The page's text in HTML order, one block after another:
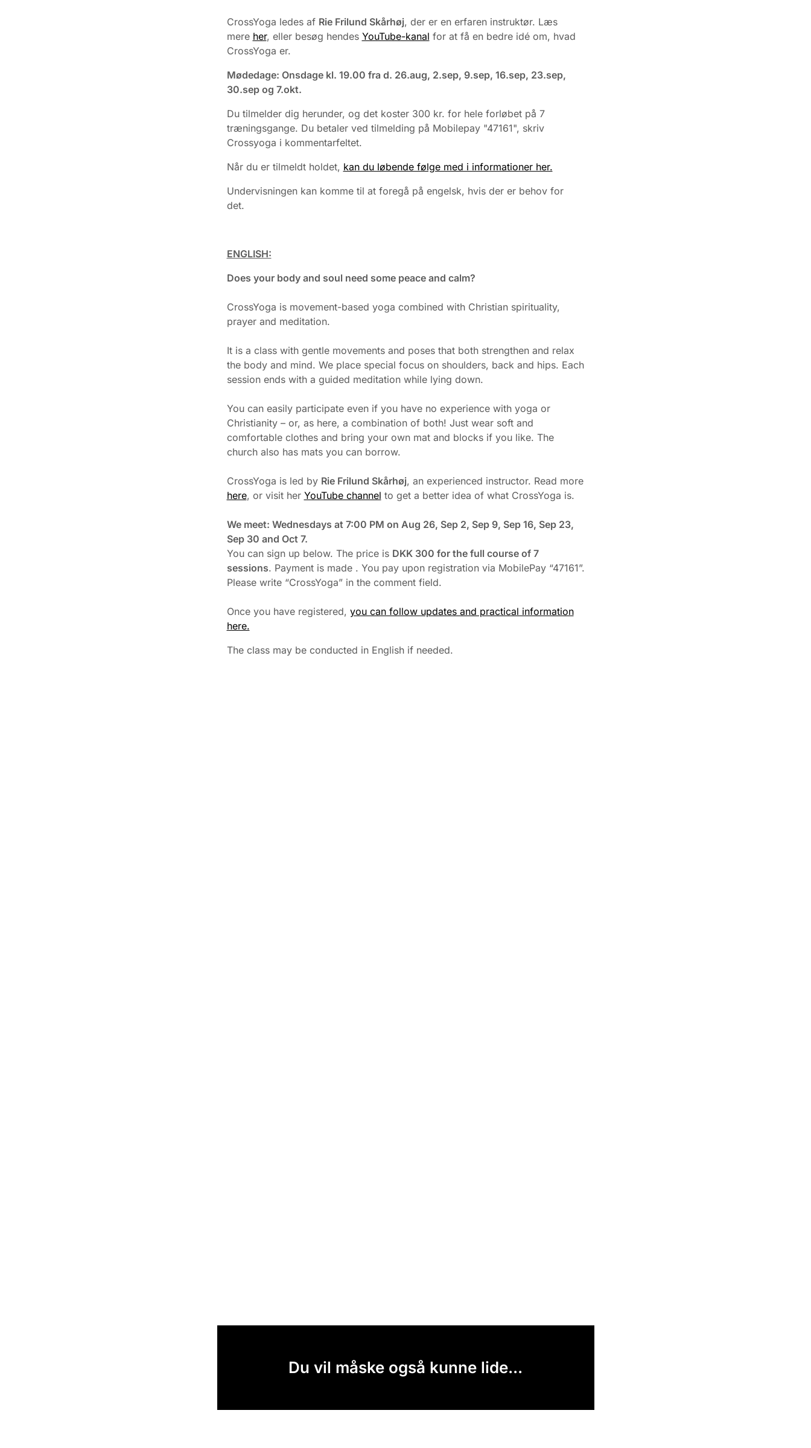
CrossYoga ledes af Rie Frilund Skårhøj, der er en erfaren instruktør. Læs
mere her, eller besøg hendes YouTube-kanal for at få en bedre idé om, hvad
CrossYoga er.
Mødedage: Onsdage kl. 19.00 fra d. 26.aug, 2.sep, 9.sep, 16.sep, 23.sep,
30.sep og 7.okt.
Du tilmelder dig herunder, og det koster 300 kr. for hele forløbet på 7
træningsgange. Du betaler ved tilmelding på Mobilepay "47161", skriv
Crossyoga i kommentarfeltet.
Når du er tilmeldt holdet, kan du løbende følge med i informationer her.
Undervisningen kan komme til at foregå på engelsk, hvis der er behov for
det.
ENGLISH:
Does your body and soul need some peace and calm?
CrossYoga is movement-based yoga combined with Christian spirituality,
prayer and meditation.
It is a class with gentle movements and poses that both strengthen and relax
the body and mind. We place special focus on shoulders, back and hips. Each
session ends with a guided meditation while lying down.
You can easily participate even if you have no experience with yoga or
Christianity – or, as here, a combination of both! Just wear soft and
comfortable clothes and bring your own mat and blocks if you like. The
church also has mats you can borrow.
CrossYoga is led by Rie Frilund Skårhøj, an experienced instructor. Read more
here, or visit her YouTube channel to get a better idea of what CrossYoga is.
We meet: Wednesdays at 7:00 PM on Aug 26, Sep 2, Sep 9, Sep 16, Sep 23,
Sep 30 and Oct 7.
You can sign up below. The price is DKK 300 for the full course of 7
sessions. Payment is made . You pay upon registration via MobilePay “47161”.
Please write “CrossYoga” in the comment field.
Once you have registered, you can follow updates and practical information
here.
The class may be conducted in English if needed.
Du vil måske også kunne lide...